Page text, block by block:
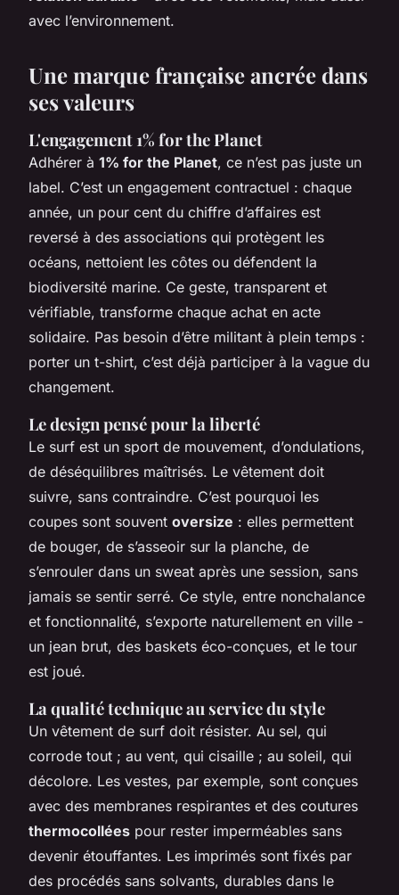
avec l’environnement.
Une marque française ancrée dans
ses valeurs
L'engagement 1% for the Planet
Adhérer à 1% for the Planet, ce n’est pas juste un
label. C’est un engagement contractuel : chaque
année, un pour cent du chiffre d’affaires est
reversé à des associations qui protègent les
océans, nettoient les côtes ou défendent la
biodiversité marine. Ce geste, transparent et
vérifiable, transforme chaque achat en acte
solidaire. Pas besoin d’être militant à plein temps :
porter un t-shirt, c’est déjà participer à la vague du
changement.
Le design pensé pour la liberté
Le surf est un sport de mouvement, d’ondulations,
de déséquilibres maîtrisés. Le vêtement doit
suivre, sans contraindre. C’est pourquoi les
coupes sont souvent oversize : elles permettent
de bouger, de s’asseoir sur la planche, de
s’enrouler dans un sweat après une session, sans
jamais se sentir serré. Ce style, entre nonchalance
et fonctionnalité, s’exporte naturellement en ville -
un jean brut, des baskets éco-conçues, et le tour
est joué.
La qualité technique au service du style
Un vêtement de surf doit résister. Au sel, qui
corrode tout ; au vent, qui cisaille ; au soleil, qui
décolore. Les vestes, par exemple, sont conçues
avec des membranes respirantes et des coutures
thermocollées pour rester imperméables sans
devenir étouffantes. Les imprimés sont fixés par
des procédés sans solvants, durables dans le